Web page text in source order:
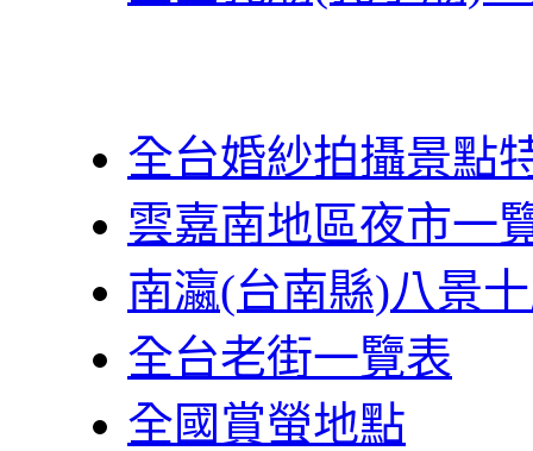
全台婚紗拍攝景點
雲嘉南地區夜市一
南瀛(台南縣)八景
全台老街一覽表
全國賞螢地點